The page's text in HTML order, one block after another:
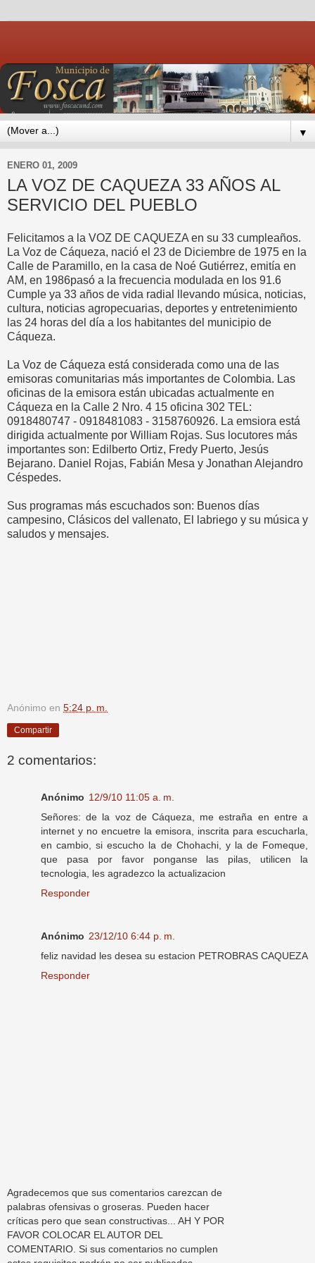
▼
ENERO 01, 2009
LA VOZ DE CAQUEZA 33 AÑOS AL
SERVICIO DEL PUEBLO
Felicitamos a la VOZ DE CAQUEZA en su 33 cumpleaños.
La Voz de Cáqueza, nació el 23 de Diciembre de 1975 en la
Calle de Paramillo, en la casa de Noé Gutiérrez, emitía en
AM, en 1986pasó a la frecuencia modulada en los 91.6
Cumple ya 33 años de vida radial llevando música, noticias,
cultura, noticias agropecuarias, deportes y entretenimiento
las 24 horas del día a los habitantes del municipio de
Cáqueza.
La Voz de Cáqueza está considerada como una de las
emisoras comunitarias más importantes de Colombia. Las
oficinas de la emisora están ubicadas actualmente en
Cáqueza en la Calle 2 Nro. 4 15 oficina 302 TEL:
0918480747 - 0918481083 - 3158760926. La emsiora está
dirigida actualmente por William Rojas. Sus locutores más
importantes son: Edilberto Ortiz, Fredy Puerto, Jesús
Bejarano. Daniel Rojas, Fabián Mesa y Jonathan Alejandro
Céspedes.
Sus programas más escuchados son: Buenos días
campesino, Clásicos del vallenato, El labriego y su música y
saludos y mensajes.
Anónimo en 5:24 p. m.
Compartir
2 comentarios:
Anónimo 12/9/10 11:05 a. m.
Señores: de la voz de Cáqueza, me estraña en entre a
internet y no encuetre la emisora, inscrita para escucharla,
en cambio, si escucho la de Chohachi, y la de Fomeque,
que pasa por favor ponganse las pilas, utilicen la
tecnologia, les agradezco la actualizacion
Responder
Anónimo 23/12/10 6:44 p. m.
feliz navidad les desea su estacion PETROBRAS CAQUEZA
Responder
Agradecemos que sus comentarios carezcan de
palabras ofensivas o groseras. Pueden hacer
críticas pero que sean constructivas... AH Y POR
FAVOR COLOCAR EL AUTOR DEL
COMENTARIO. Si sus comentarios no cumplen